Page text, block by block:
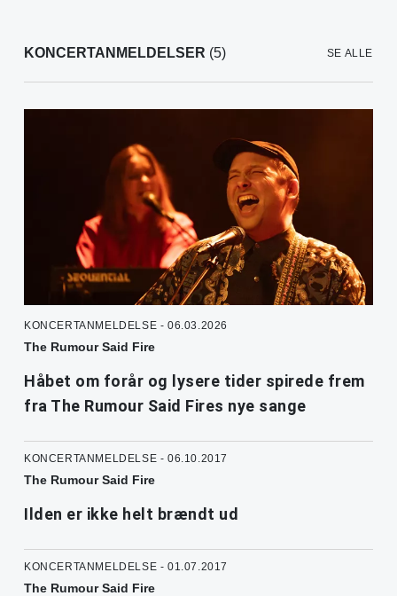
KONCERTANMELDELSER (5) SE ALLE
KONCERTANMELDELSE - 06.03.2026
The Rumour Said Fire
Håbet om forår og lysere tider spirede frem
fra The Rumour Said Fires nye sange
KONCERTANMELDELSE - 06.10.2017
The Rumour Said Fire
Ilden er ikke helt brændt ud
KONCERTANMELDELSE - 01.07.2017
The Rumour Said Fire